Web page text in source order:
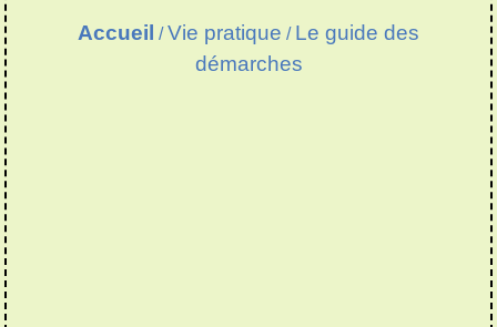
Accueil /Vie pratique / Le guide des
démarches